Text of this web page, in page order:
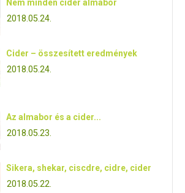
Nem minden cider almabor
2018.05.24.
Cider – összesített eredmények
2018.05.24.
Az almabor és a cider...
2018.05.23.
Sikera, shekar, ciscdre, cidre, cider
2018.05.22.